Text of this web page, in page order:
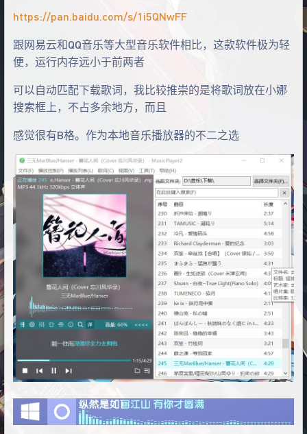
https://pan.baidu.com/s/1i5QNwFF
跟网易云和QQ音乐等大型音乐软件相比，这款软件极为轻
便，运行内存远小于前两者
可以自动匹配下载歌词，我比较推崇的是将歌词放在小娜
搜索框上，不占多余地方，而且
感觉很有B格。作为本地音乐播放器的不二之选